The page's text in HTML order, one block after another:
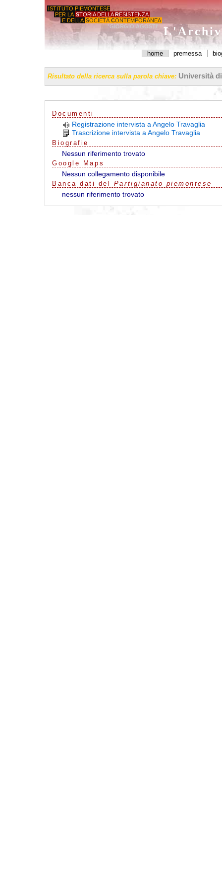
ISTITUTO PIEMONTESE
PER LA STORIA DELLA RESISTENZA
E DELLA SOCIETÀ CONTEMPORANEA
'GIORGIO AGOSTI'
home premessa
Risultato della ricerca sulla parola chiave: Università
Documenti
Registrazione intervista a Angelo Travaglia
Trascrizione intervista a Angelo Travaglia
Biografie
Nessun riferimento trovato
G oo g e Maps
Nessun collegamento disponibile
Banca dati del Partigianato piemontese
nessun riferimento trovato